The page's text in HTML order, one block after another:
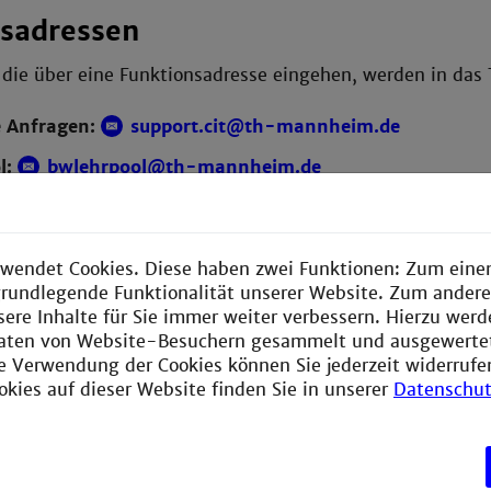
über eine Funktionsadresse eingehen, werden in
Anfragen:
support.cit@th-mannheim.de
bwlehrpool@th-mannheim.de
Zugang zu Ihrem E-Mail-Client haben, nutzen Sie
email.cit@th-mannheim.de
mit Zeit- und Zutrittsterminals, defekte Karten,
Störungen):
netz.cit@th-mannheim.de
(nicht HIS!
Cookies. Diese haben zwei Funktionen: Zum
Funktionalität unserer Website. Zum
Inhalte für Sie immer weiter verbessern. Hierzu
von Website-Besuchern gesammelt und
Verwendung der Cookies können Sie jederzeit
auf dieser Website finden Sie in unserer